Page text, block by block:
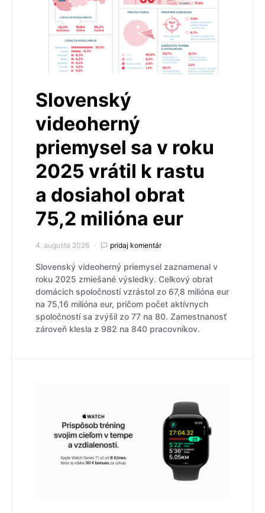
Slovenský
videoherný
priemysel sa v roku
2025 vrátil k rastu
a dosiahol obrat
75,2 milióna eur
4. augusta 2026 pridaj komentár
Slovenský videoherný priemysel zaznamenal v
roku 2025 zmiešané výsledky. Celkový obrat
domácich spoločností vzrástol zo 67,8 milióna eur
na 75,16 milióna eur, pričom počet aktívnych
spoločností sa zvýšil zo 77 na 80. Zamestnanosť
zároveň klesla z 982 na 840 pracovníkov.